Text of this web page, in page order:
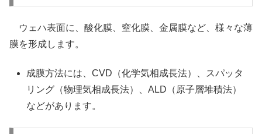
ウェハ表面に、酸化膜、窒化膜、金属膜など、様々な薄
膜を形成します。
成膜方法には、CVD（化学気相成長法）、スパッタ
リング（物理気相成長法）、ALD（原子層堆積法）
などがあります。